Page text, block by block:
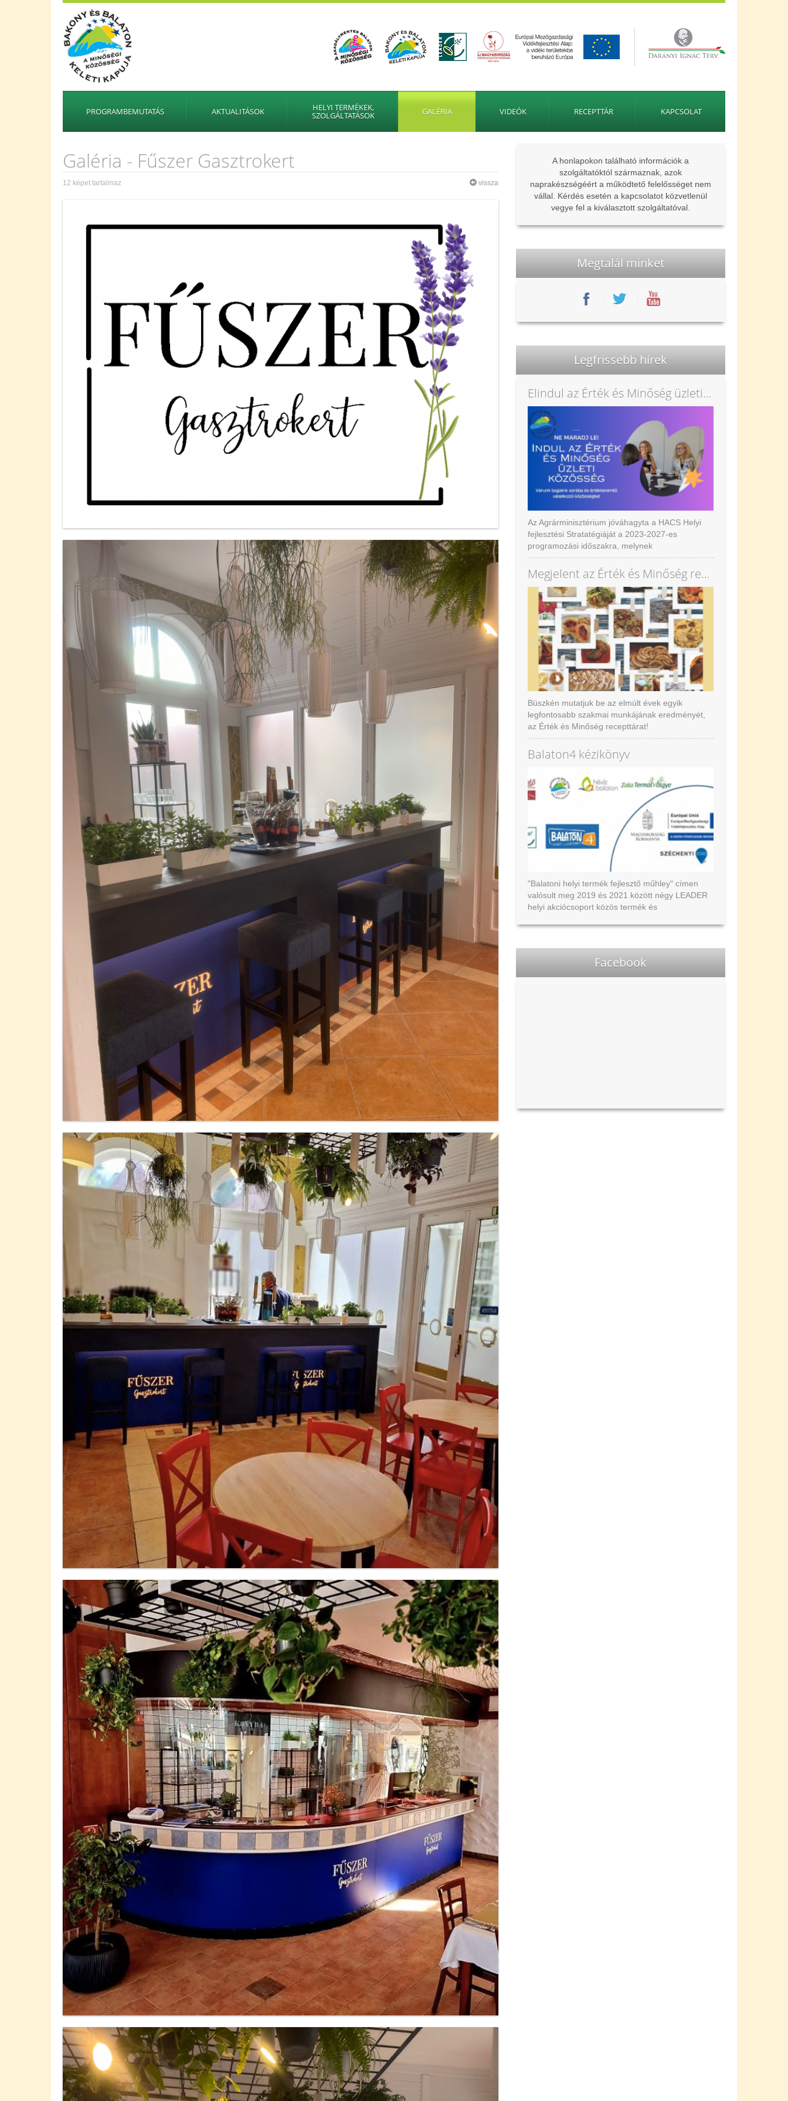
PROGRAMBEMUTATÁS AKTUALITÁSOK HELYI TERMÉKEK,
SZOLGÁLTATÁSOK GALÉRIA VIDEÓK RECEPTTÁR KAPCSOLAT
Galéria - Fűszer Gasztrokert
vissza
12 képet tartalmaz
A honlapokon található információk a
szolgáltatóktól származnak, azok
naprakészségéért a működtető felelősséget nem
vállal. Kérdés esetén a kapcsolatot közvetlenül
vegye fel a kiválasztott szolgáltatóval.
Megtalál minket
Legfrissebb hírek
Elindul az Érték és Minőség üzleti közösség
Az Agrárminisztérium jóváhagyta a HACS Helyi
fejlesztési Stratatégiáját a 2023-2027-es
programozási időszakra, melynek
vállalkozásfejlesztési tevékenységéhez elindul az
Értékés Minőség közösségi marketing program új
eleme az Üzleti közösség.
Megjelent az Érték és Minőség recepttár
Büszkén mutatjuk be az elmúlt évek egyik
legfontosabb szakmai munkájának eredményét,
az Érték és Minőség recepttárat!
Ajánljuk nagy szeretettel!
Balaton4 kézikönyv
"Balatoni helyi termék fejlesztő műhley" címen
valósult meg 2019 és 2021 között négy LEADER
helyi akciócsoport közös termék és
Ajánljuk figyelmükbe az elkészült kézikönyvet.
Facebook